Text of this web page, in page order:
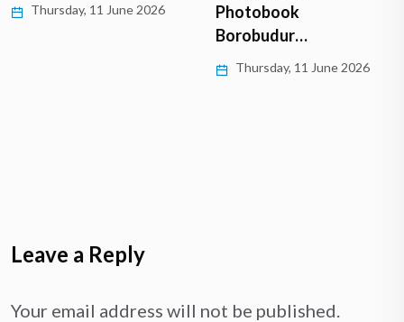
Thursday, 11 June 2026
Photobook
Borobudur…
Thursday, 11 June 2026
Leave a Reply
Your email address will not be published.